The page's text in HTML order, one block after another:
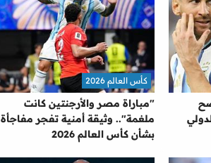
"مباراة مصر والأرجنتين كانت
ملغمة".. وثيقة أمنية تفجر مفاجأة
بشأن كأس العالم 2026
كأس العالم 2026